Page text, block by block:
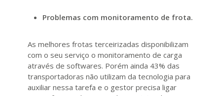
Problemas com monitoramento de frota.
As melhores frotas terceirizadas disponibilizam
com o seu serviço o monitoramento de carga
através de softwares. Porém ainda 43% das
transportadoras não utilizam da tecnologia para
auxiliar nessa tarefa e o gestor precisa ligar